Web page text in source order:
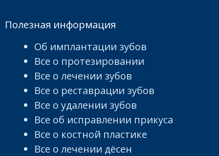
Полезная информация
Об имплантации зубов
Все о протезировании
Все о лечении зубов
Все о реставрации зубов
Все о удалении зубов
Все об исправлении прикуса
Все о костной пластике
Все о лечении дёсен